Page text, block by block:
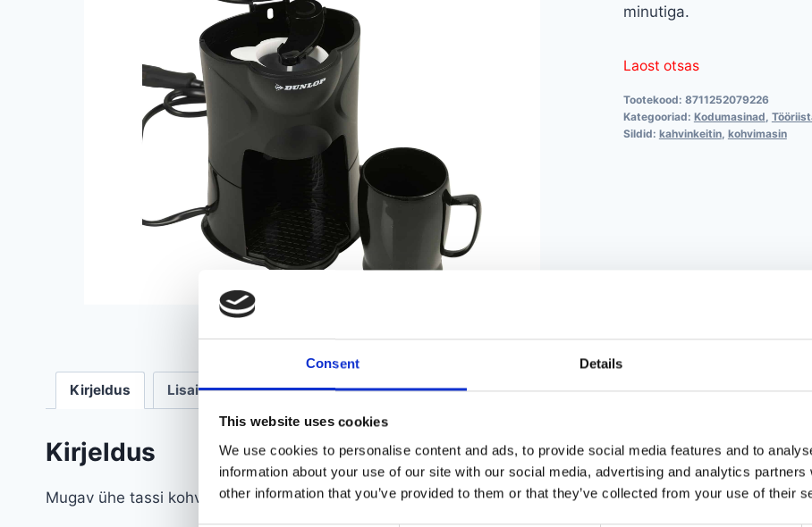
Consent Details
This website uses cookies
We use cookies to personalise content and ads, to provide social media features and to
information about your use of our site with our social media, advertising and analytics
other information that you’ve provided to them or that they’ve collected from your use of their
minutiga.
Laost otsas
Tootekood: 8711252079226
Kategooriad: Kodumasinad
Sildid: kahvinkeitin, kohvimasin
Kirjeldus Lisainfo Arvustused (0)
Kirjeldus
Mugav ühe tassi kohvimasin teeb tassi maitsvat kohvi nautimiseks otse tassi.